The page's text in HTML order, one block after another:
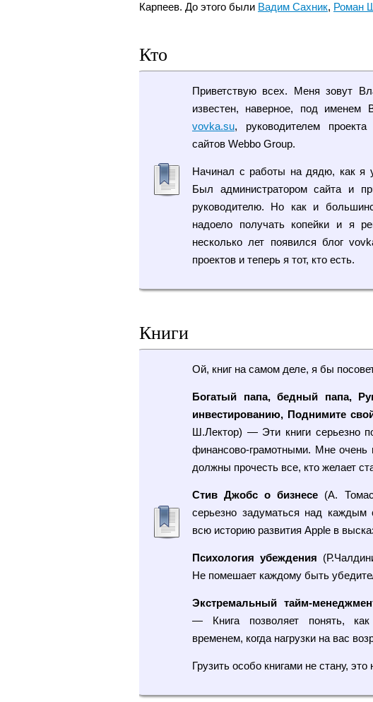
Карпеев. До этого были Вадим Сахник, Роман
Кто
Приветствую всех. Меня зовут
известен, наверное, под именем
vovka.su, руководителем проекта
сайтов Webbo Group.
Начинал с работы на дядю, как я
Был администратором сайта и
руководителю. Но как и
надоело получать копейки и я
несколько лет появился блог
проектов и теперь я тот, кто есть.
Книги
Ой, книг на самом деле, я бы
Богатый папа, бедный папа,
инвестированию, Поднимите
Ш.Лектор) — Эти книги серьезно
финансово-грамотными. Мне очень
должны прочесть все, кто желает
Стив Джобс о бизнесе (А.
серьезно задуматься над каждым
всю историю развития Apple в
Психология убеждения
Не помешает каждому быть
Экстремальный тайм-
— Книга позволяет понять,
временем, когда нагрузки на вас
Грузить особо книгами не стану,